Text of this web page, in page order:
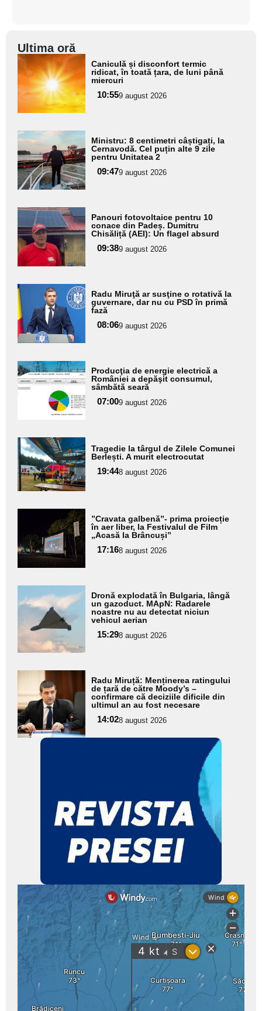
Ultima oră
Adaugă
aici textul
pentru
subtitlu
Caniculă și disconfort termic
ridicat, în toată țara, de luni până
miercuri
10:559 august 2026
Adaugă
aici textul
pentru
subtitlu
Ministru: 8 centimetri câștigați, la
Cernavodă. Cel puțin alte 9 zile
pentru Unitatea 2
09:479 august 2026
Adaugă
aici textul
pentru
subtitlu
Panouri fotovoltaice pentru 10
conace din Padeș. Dumitru
Chisăliță (AEI): Un flagel absurd
09:389 august 2026
Adaugă
aici textul
pentru
subtitlu
Radu Miruţă ar susţine o rotativă la
guvernare, dar nu cu PSD în primă
fază
08:069 august 2026
Adaugă
aici textul
pentru
subtitlu
Producţia de energie electrică a
României a depăşit consumul,
sâmbătă seară
07:009 august 2026
Adaugă
aici textul
pentru
subtitlu
Tragedie la târgul de Zilele Comunei
Berlești. A murit electrocutat
19:448 august 2026
Adaugă
aici textul
pentru
subtitlu
”Cravata galbenă”- prima proiecție
în aer liber, la Festivalul de Film
„Acasă la Brâncuși”
17:168 august 2026
Adaugă
aici textul
pentru
subtitlu
Dronă explodată în Bulgaria, lângă
un gazoduct. MApN: Radarele
noastre nu au detectat niciun
vehicul aerian
15:298 august 2026
Adaugă
aici textul
pentru
subtitlu
Radu Miruță: Menținerea ratingului
de țară de către Moody’s –
confirmare că deciziile dificile din
ultimul an au fost necesare
14:028 august 2026